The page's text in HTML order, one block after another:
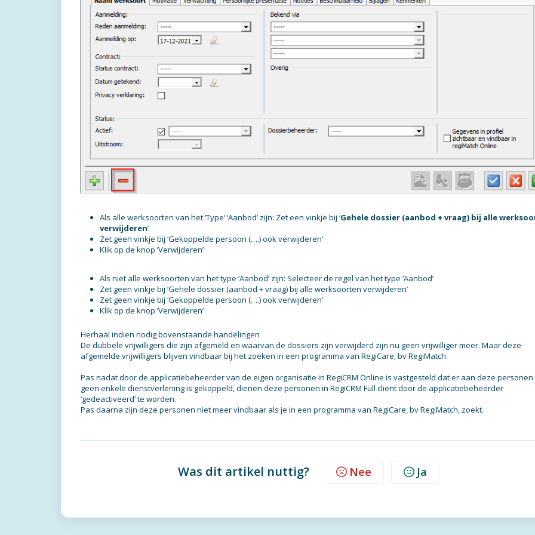
Als alle werksoorten van het ‘Type’ ‘Aanbod’ zijn: Zet een vinkje bij ‘Gehele dossier (aanbod + vraag) bij alle
verwijderen’
Zet geen vinkje bij ‘Gekoppelde persoon (….) ook verwijderen’
Klik op de knop ‘Verwijderen’
Als niet alle werksoorten van het type ‘Aanbod’ zijn: Selecteer de regel van het type ‘Aanbod’
Zet geen vinkje bij ‘Gehele dossier (aanbod + vraag) bij alle werksoorten verwijderen’
Zet geen vinkje bij ‘Gekoppelde persoon (….) ook verwijderen’
Klik op de knop ‘Verwijderen’
Herhaal indien nodig bovenstaande handelingen
De dubbele vrijwilligers die zijn afgemeld en waarvan de dossiers zijn verwijderd zijn nu geen vrijwilliger meer. Maar deze
afgemelde vrijwilligers blijven vindbaar bij het zoeken in een programma van RegiCare, bv RegiMatch.
Pas nadat door de applicatiebeheerder van de eigen organisatie in RegiCRM Online is vastgesteld dat er aan deze personen
geen enkele dienstverlening is gekoppeld, dienen deze personen in RegiCRM Full client door de applicatiebeheerder
‘gedeactiveerd’ te worden.
Pas daarna zijn deze personen niet meer vindbaar als je in een programma van RegiCare, bv RegiMatch, zoekt.
Was dit artikel nuttig? Nee Ja